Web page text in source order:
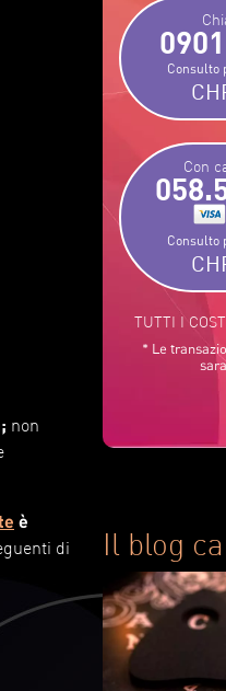
non
è
di
Consulto
Con
Consulto
TUTTI I
* Le
Il blog